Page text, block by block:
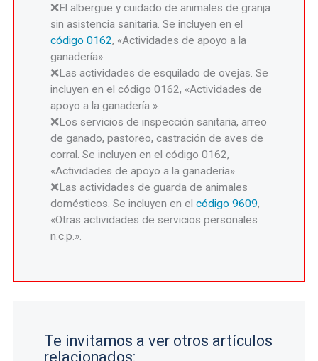
El albergue y cuidado de animales de granja
sin asistencia sanitaria. Se incluyen en el
código 0162, «Actividades de apoyo a la
ganadería».
Las actividades de esquilado de ovejas. Se
incluyen en el código 0162, «Actividades de
apoyo a la ganadería ».
Los servicios de inspección sanitaria, arreo
de ganado, pastoreo, castración de aves de
corral. Se incluyen en el código 0162,
«Actividades de apoyo a la ganadería».
Las actividades de guarda de animales
domésticos. Se incluyen en elcódigo 9609,
«Otras actividades de servicios personales
n.c.p.».
Te invitamos a ver otros artículos
relacionados: